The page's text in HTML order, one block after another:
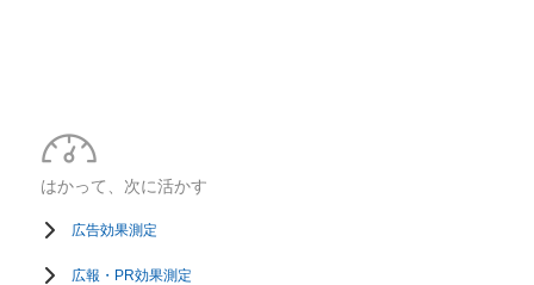
はかって、次に活かす
広告効果測定
広報・PR効果測定